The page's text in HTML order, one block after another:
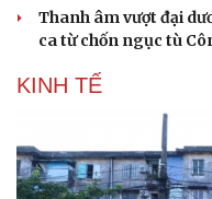
Sức khỏe
Dinh dưỡng - món ngon
Thanh âm vượt đại
ca từ chốn ngục tù
KINH TẾ